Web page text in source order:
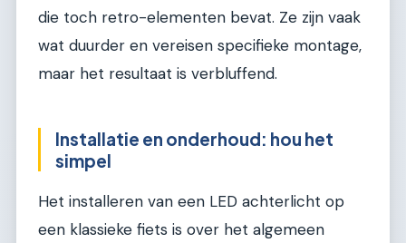
die toch retro-elementen bevat. Ze zijn vaak
wat duurder en vereisen specifieke montage,
maar het resultaat is verbluffend.
Installatie en onderhoud: hou het
simpel
Het installeren van een LED achterlicht op
een klassieke fiets is over het algemeen